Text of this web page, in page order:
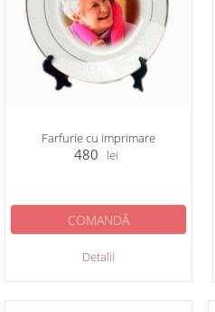
Farfurie cu imprimare
480 lei
Detalii
COMANDĂ